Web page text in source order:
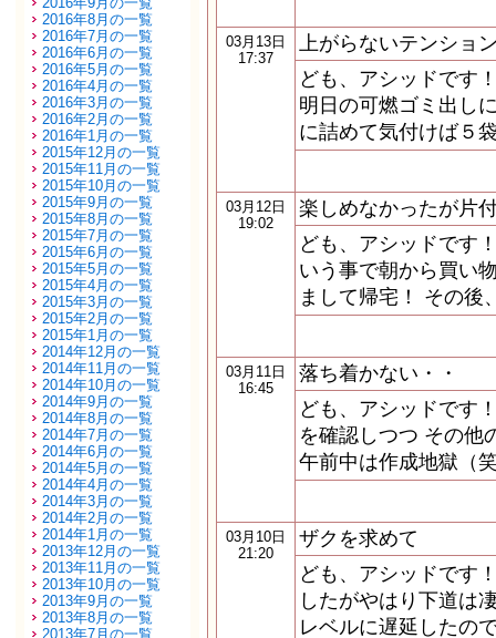
2016年8月の一覧
2016年7月の一覧
2016年6月の一覧
2016年5月の一覧
2016年4月の一覧
2016年3月の一覧
2016年2月の一覧
2016年1月の一覧
2015年12月の一覧
2015年11月の一覧
2015年10月の一覧
2015年9月の一覧
2015年8月の一覧
2015年7月の一覧
2015年6月の一覧
2015年5月の一覧
2015年4月の一覧
2015年3月の一覧
2015年2月の一覧
2015年1月の一覧
2014年12月の一覧
2014年11月の一覧
2014年10月の一覧
2014年9月の一覧
2014年8月の一覧
2014年7月の一覧
2014年6月の一覧
2014年5月の一覧
2014年4月の一覧
2014年3月の一覧
2014年2月の一覧
2014年1月の一覧
2013年12月の一覧
2013年11月の一覧
2013年10月の一覧
2013年9月の一覧
2013年8月の一覧
2013年7月の一覧
03月13日
17:37
上がらないテンショ
ども、アシッドです
明日の可燃ゴミ出し
に詰めて気付けば５
03月12日
19:02
楽しめなかったが片
ども、アシッドです
いう事で朝から買い
まして帰宅！ その後
03月11日
16:45
落ち着かない・・
ども、アシッドです
を確認しつつ その他
午前中は作成地獄（
03月10日
21:20
ザクを求めて
ども、アシッドです
したがやはり下道は
レベルに遅延したの